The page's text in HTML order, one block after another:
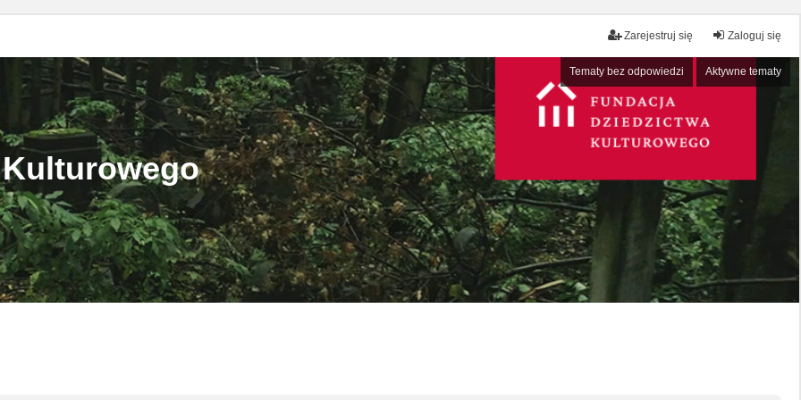
Zaloguj się
Zarejestruj się
Tematy bez odpowiedzi Aktywne tematy